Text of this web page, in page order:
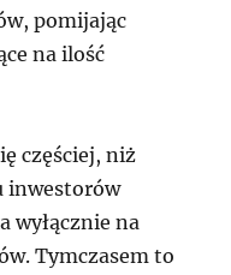
pomijając
na ilość
częściej, niż
inwestorów
wyłącznie na
Tymczasem to